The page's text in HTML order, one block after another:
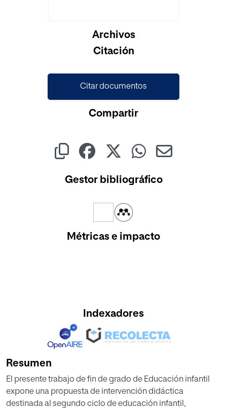
Archivos
Citación
Citar documentos
Compartir
Gestor bibliográfico
Métricas e impacto
Indexadores
Resumen
El presente trabajo de fin de grado de Educación infantil
expone una propuesta de intervención didáctica
destinada al segundo ciclo de educación infantil,